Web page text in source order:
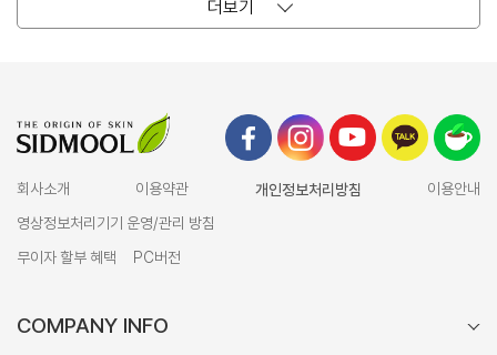
더보기
회사소개 이용약관 개인정보처리방침
이용안내
영상정보처리기기 운영/관리 방침
무이자 할부 혜택
PC버전
COMPANY INFO